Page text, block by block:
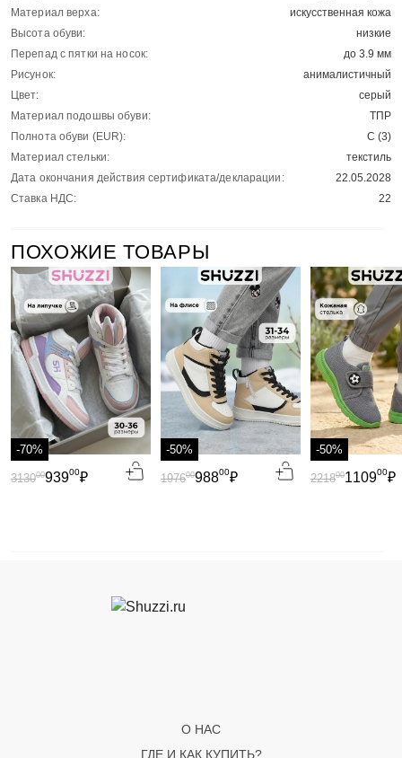
Материал верха:
искусственная кожа
Высота обуви:
низкие
Перепад с пятки на носок:
до 3.9 мм
Рисунок:
анималистичный
Цвет:
серый
Материал подошвы обуви:
ТПР
Полнота обуви (EUR):
С (3)
Материал стельки:
текстиль
Дата окончания действия сертификата/декларации:
22.05.2028
Ставка НДС:
22
ПОХОЖИЕ ТОВАРЫ
-70%
93900₽
313000
-50%
98800₽
197600
-50%
110900₽
221800
О НАС
ГДЕ И КАК КУПИТЬ?